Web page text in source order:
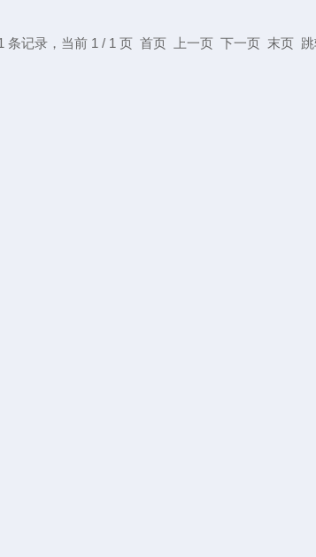
条记录，当前 1 / 1 页 首页 上一页 下一页 末页 跳